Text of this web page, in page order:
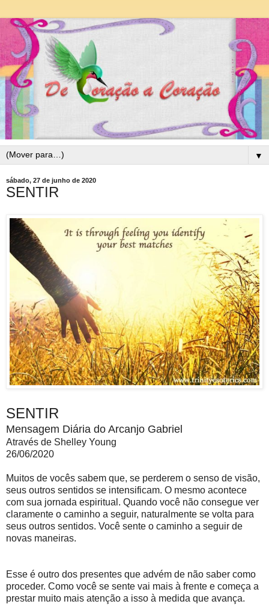
▼
sábado, 27 de junho de 2020
SENTIR
SENTIR
Mensagem Diária do Arcanjo Gabriel
Através de Shelley Young
26/06/2020
Muitos de vocês sabem que, se perderem o senso de visão,
seus outros sentidos se intensificam. O mesmo acontece
com sua jornada espiritual. Quando você não consegue ver
claramente o caminho a seguir, naturalmente se volta para
seus outros sentidos. Você sente o caminho a seguir de
novas maneiras.
Esse é outro dos presentes que advém de não saber como
proceder. Como você se sente vai mais à frente e começa a
prestar muito mais atenção a isso à medida que avança.